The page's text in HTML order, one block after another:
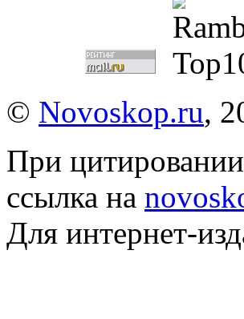
© Novoskop.ru,
При
ссылка на
Для интернет-